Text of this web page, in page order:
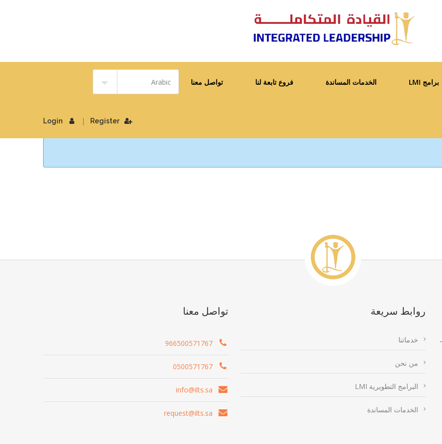
برامج LMI الخدمات المساندة فروع تابعة لنا تواصل معنا
Login | Register
روابط سريعة
خدماتنا
من نحن
البرامج التطويرية LMI
الخدمات المساندة
تواصل معنا
966500571767
0500571767
info@ilts.sa
request@ilts.sa